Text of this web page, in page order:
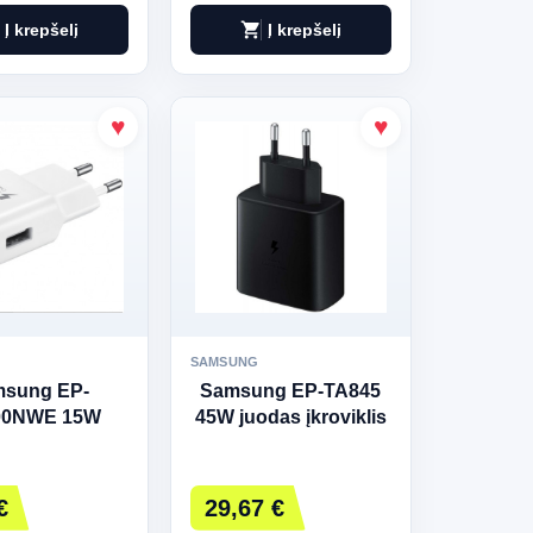
Į krepšelį shopping_cart Į krepšelį
EP-
15W
SAMSUNG
Samsung EP-TA845
45W juodas įkroviklis
29,67 €